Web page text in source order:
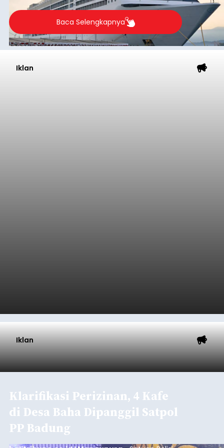
Baca Selengkapnya
Iklan
Iklan
Klarifikasi Perizinan, 4 Kafe
di Desa Baha Dipanggil Satpol
PP Badung